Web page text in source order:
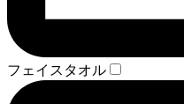
フェイスタオル